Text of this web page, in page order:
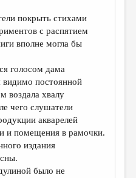
покрыть стихами
с распятием
вполне могла бы
голосом дама
видимо постоянной
воздала хвалу
чего слушатели
акварелей
и помещения в рамочки.
издания
было не